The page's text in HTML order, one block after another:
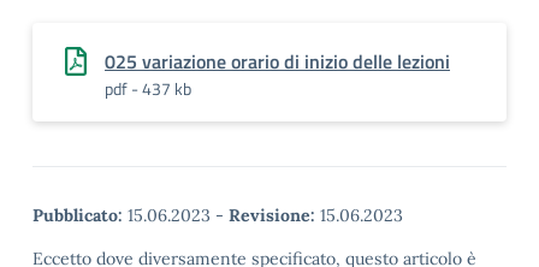
025 variazione orario di inizio delle lezioni
pdf - 437 kb
Pubblicato: 15.06.2023 - Revisione: 15.06.2023
Eccetto dove diversamente specificato, questo articolo è